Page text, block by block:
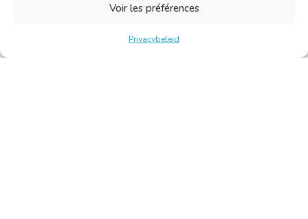
Voir les préférences
Privacybeleid